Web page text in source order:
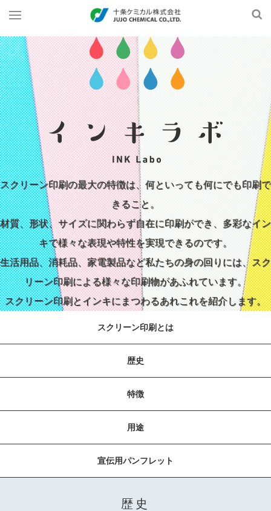
スクリーン印刷の最大の特徴は、何といっても何にでも印刷で
きること。
材質、形状、サイズに関わらず自在に印刷ができ、多彩なイン
キで様々な表現や特性を実現できるのです。
生活用品、消耗品、家電製品など私たちの身の回りには、スク
リーン印刷による様々な印刷物があふれています。
スクリーン印刷とインキにまつわるあれこれを紹介します。
スクリーン印刷とは
歴史
特徴
用途
宣伝用パンフレット
歴史